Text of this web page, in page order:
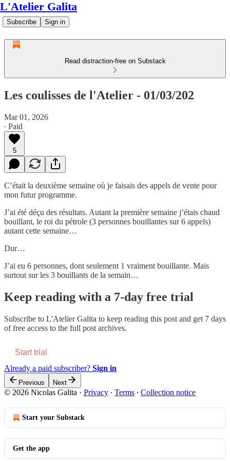
L'Atelier Galita
Subscribe Sign in
Read distraction-free on Substack
Les coulisses de l'Atelier - 01/03/202
Mar 01, 2026
∙ Paid
5
C’était la deuxième semaine où je faisais des appels de vente pour
mon futur programme.
J’ai été déçu des résultats. Autant la première semaine j’étais chaud
bouillant, le roi du pétrole (3 personnes bouillantes sur 6 appels)
autant cette semaine…
Dur…
J’ai eu 6 personnes, dont seulement 1 vraiment bouillante. Mais
surtout sur les 3 bouillants de la semain…
Keep reading with a 7-day free trial
Subscribe to L'Atelier Galita to keep reading this post and get 7 days
of free access to the full post archives.
Start trial
Already a paid subscriber? Sign in
Previous Next
© 2026 Nicolas Galita · Privacy ∙ Terms ∙ Collection notice
Start your Substack
Get the app